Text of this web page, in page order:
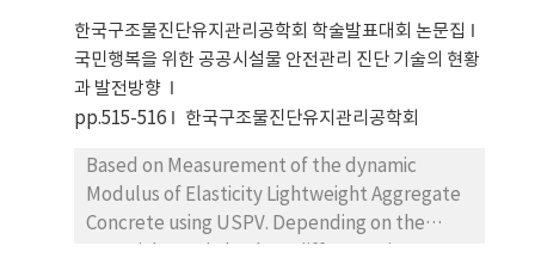
한국구조물진단유지관리공학회 학술발표대회 논문집
국민행복을 위한 공공시설물 안전관리 진단 기술의 현황
과 발전방향
pp.515-516
한국구조물진단유지관리공학회
Based on Measurement of the dynamic
Modulus of Elasticity Lightweight Aggregate
Concrete using USPV. Depending on the